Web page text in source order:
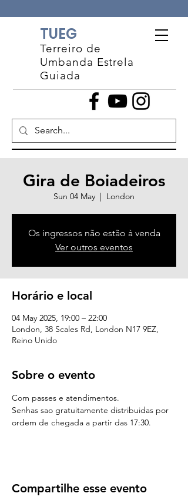
TUEG
Terreiro de
Umbanda Estrela
Guiada
Gira de Boiadeiros
Sun 04 May
  |
London
Os ingressos não estão à venda
Ver outros eventos
Horário e local
04 May 2025, 19:00 – 22:00
London, 38 Scales Rd, London N17 9EZ,
Reino Unido
Sobre o evento
Com passes e atendimentos.
Senhas sao gratuitamente distribuidas por
ordem de chegada a partir das 17:30.
Compartilhe esse evento